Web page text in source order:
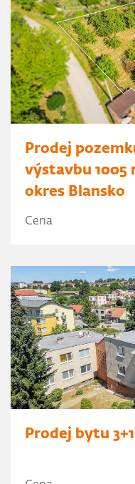
Prodej
výstavbu 1005
okres Blansko
Cena
Prodej bytu